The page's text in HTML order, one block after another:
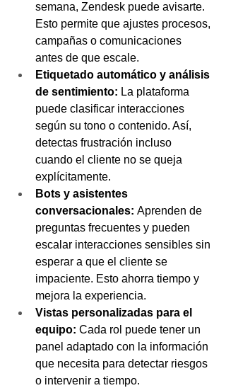
semana, Zendesk puede avisarte.
Esto permite que ajustes procesos,
campañas o comunicaciones
antes de que escale.
Etiquetado automático y análisis
de sentimiento: La plataforma
puede clasificar interacciones
según su tono o contenido. Así,
detectas frustración incluso
cuando el cliente no se queja
explícitamente.
Bots y asistentes
conversacionales: Aprenden de
preguntas frecuentes y pueden
escalar interacciones sensibles sin
esperar a que el cliente se
impaciente. Esto ahorra tiempo y
mejora la experiencia.
Vistas personalizadas para el
equipo: Cada rol puede tener un
panel adaptado con la información
que necesita para detectar riesgos
o intervenir a tiempo.